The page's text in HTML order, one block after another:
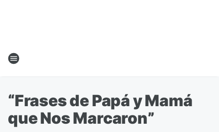
“Frases de Papá y Mamá
que Nos Marcaron”